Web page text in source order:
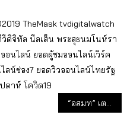
TheMask tvdigitalwatch
ดิจิทัล นีลเส็น พระสุธนมโนห์รา
อนไลน์ ยอดผู้ชมออนไลน์เวิร์ค
ลน์ช่อง7 ยอดวิวออนไลน์ไทยรัฐ
ดาห์ โควิด19
“อสมท” เตรียมแผนออกอากาศต่อเนื่องทั้งทีวี วิทยุ ด้วยสตูฯเคลื่อนที่ พร้อมแผน Work from Home สกัดโควิด-19